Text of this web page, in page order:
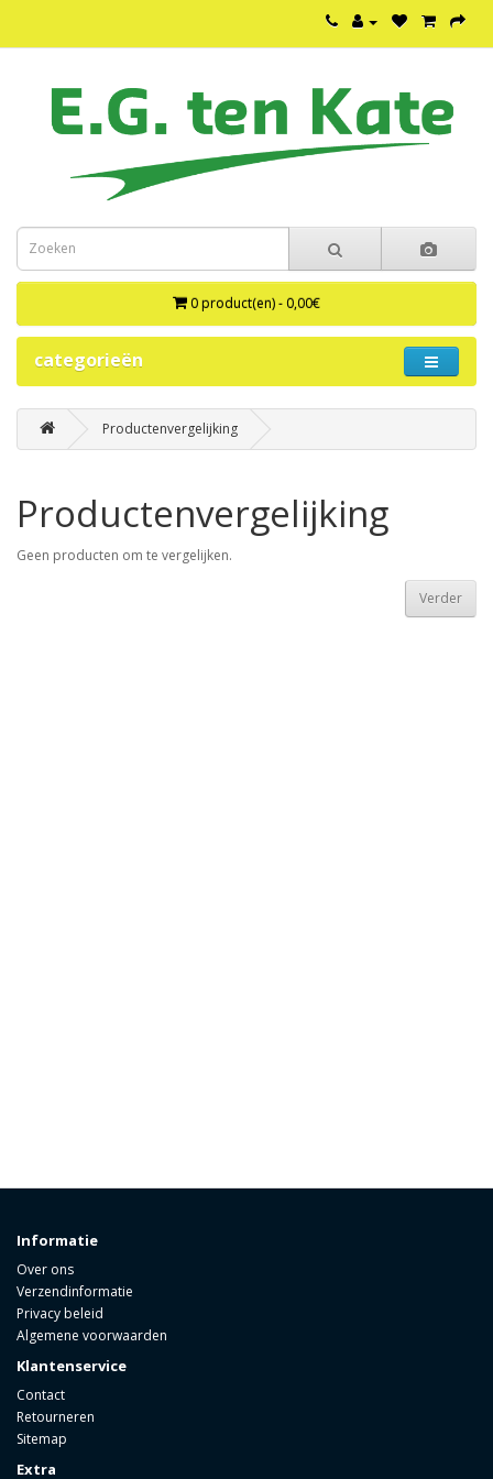
0 product(en) - 0,00€
categorieën
Productenvergelijking
Productenvergelijking
Geen producten om te vergelijken.
Verder
Informatie
Over ons
Verzendinformatie
Privacy beleid
Algemene voorwaarden
Klantenservice
Contact
Retourneren
Sitemap
Extra